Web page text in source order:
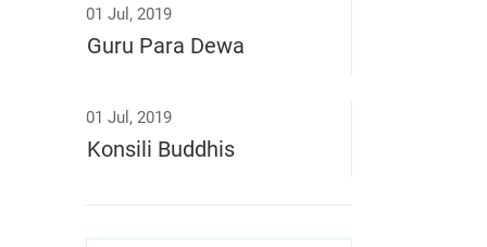
01 Jul, 2019
Guru Para Dewa
01 Jul, 2019
Konsili Buddhis